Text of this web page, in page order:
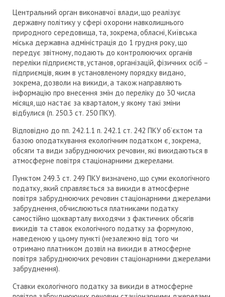
Центральний орган виконавчої влади, що реалізує
державну політику у сфері охорони навколишнього
природного середовища, та, зокрема, обласні, Київська
міська державна адміністрація до 1 грудня року, що
передує звітному, подають до контролюючих органів
переліки підприємств, установ, організацій, фізичних осіб –
підприємців, яким в установленому порядку видано,
зокрема, дозволи на викиди, а також направляють
інформацію про внесення змін до переліку до 30 числа
місяця, що настає за кварталом, у якому такі зміни
відбулися (п. 250.3 ст. 250 ПКУ).
Відповідно до пп. 242.1.1 п. 242.1 ст. 242 ПКУ об’єктом та
базою оподаткування екологічним податком є, зокрема,
обсяги та види забруднюючих речовин, які викидаються в
атмосферне повітря стаціонарними джерелами.
Пунктом 249.3 ст. 249 ПКУ визначено, що суми екологічного
податку, який справляється за викиди в атмосферне
повітря забруднюючих речовин стаціонарними джерелами
забруднення, обчислюються платниками податку
самостійно щокварталу виходячи з фактичних обсягів
викидів та ставок екологічного податку за формулою,
наведеною у цьому пункті (незалежно від того чи
отримано платником дозвіл на викиди в атмосферне
повітря забруднюючих речовин стаціонарними джерелами
забруднення).
Ставки екологічного податку за викиди в атмосферне